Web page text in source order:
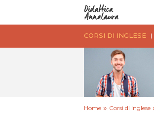
CORSI DI INGLESE
Home » Corsi di inglese